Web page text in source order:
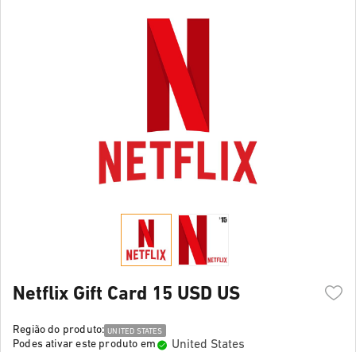
Netflix Gift Card 15 USD US
Região do produto: UNITED STATES
Podes ativar este produto em United States